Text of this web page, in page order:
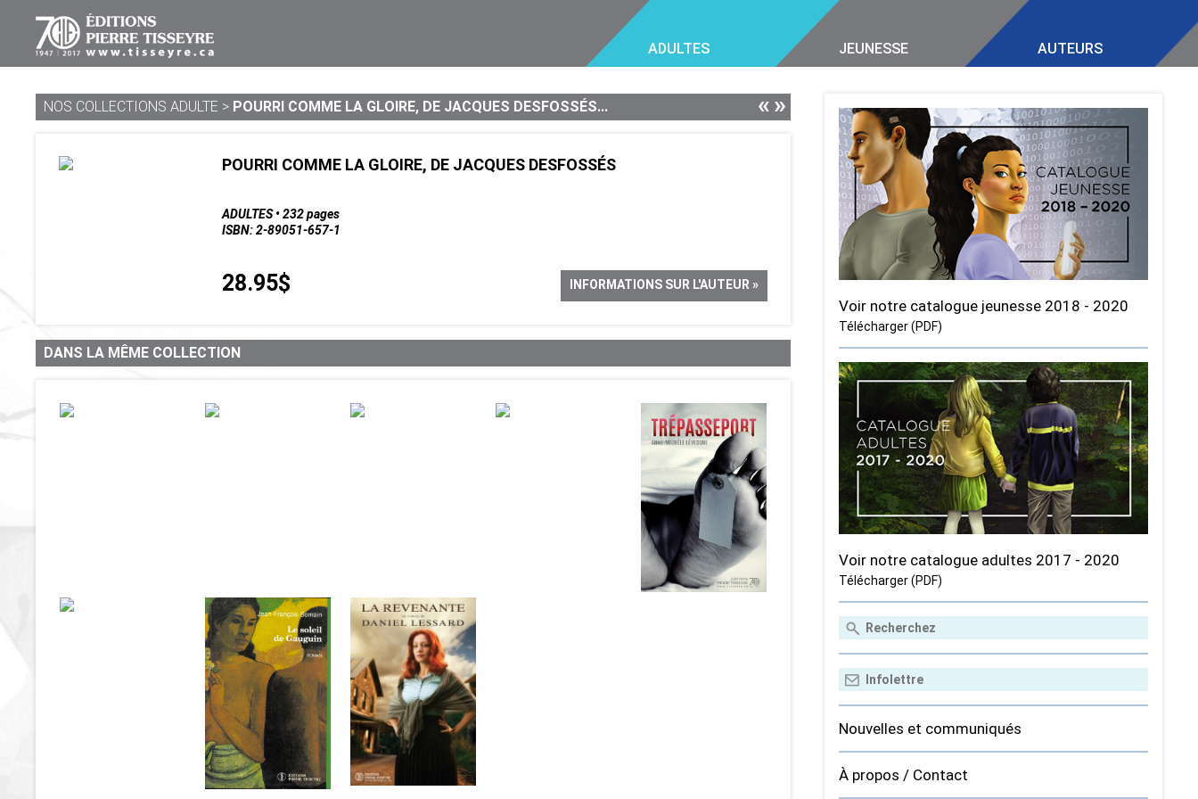
ADULTES JEUNESSE AUTEURS
NOS COLLECTIONS ADULTE > POURRI COMME LA GLOIRE, DE JACQUES DESFOSSÉS... «»
POURRI COMME LA GLOIRE, DE JACQUES DESFOSSÉS
ADULTES • 232 pages
ISBN: 2-89051-657-1
28.95$ INFORMATIONS SUR L'AUTEUR »
DANS LA MÊME COLLECTION
Voir notre catalogue jeunesse 2018 - 2020
Télécharger (PDF)
Voir notre catalogue adultes 2017 - 2020
Télécharger (PDF)
Nouvelles et communiqués
À propos / Contact